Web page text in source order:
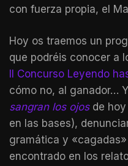
con fuerza propia, el
Hoy os traemos un
que podréis conocer a
II Concurso Leyendo
cómo no, al ganador…
sangran los ojosde hoy
en las bases),
gramática y
encontrado en los